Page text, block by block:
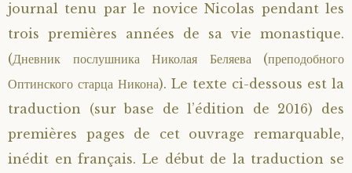
Saint Siméon (Jelnine)
Saint Sophrony l’Athonite
Sainte Xenia
Sainte Matrone de Moscou
Bienheureuse Maria Ivanovna
Staritsa Marie Makovkine
Natalia de Vyritsa
Staritsa Anastasia
Archimandrite Hippolyte (Khaline)
Archimandrite Lazare (Abachidzé)
Geronda Arsenios le Spiléote
Gerondissa Makrina (Vassopoulou)
journal tenu par le novice Nicolas pendant les
trois premières années de sa vie monastique.
(Дневник послушника Николая Беляева (преподобного
Оптинского старца Никона). Le texte ci-dessous est la
traduction (sur base de l’édition de 2016) des
premières pages de cet ouvrage remarquable,
inédit en français. Le début de la traduction se